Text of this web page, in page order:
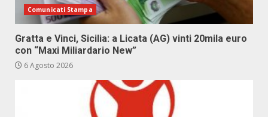
Comunicati Stampa
Gratta e Vinci, Sicilia: a Licata (AG) vinti 20mila euro
con “Maxi Miliardario New”
6 Agosto 2026